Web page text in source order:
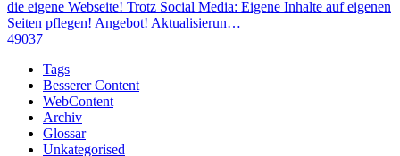
die eigene Webseite! Trotz Social Media: Eigene Inhalte auf eigenen
Seiten pflegen! Angebot! Aktualisierun…
49037
Tags
Besserer Content
WebContent
Archiv
Glossar
Unkategorised